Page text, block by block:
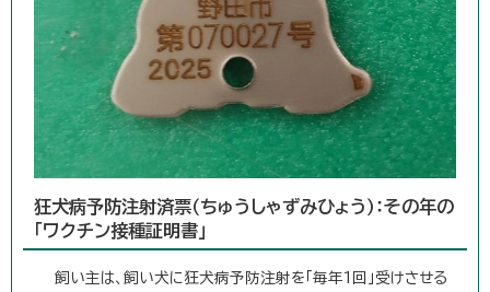
狂犬病予防注射済票（ちゅうしゃずみひょう）：その年の
「ワクチン接種証明書」
飼い主は、飼い犬に狂犬病予防注射を「毎年1回」受けさせる